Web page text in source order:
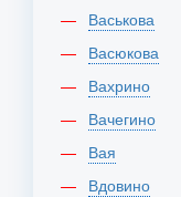
Васькова
Васюкова
Вахрино
Вачегино
Вая
Вдовино